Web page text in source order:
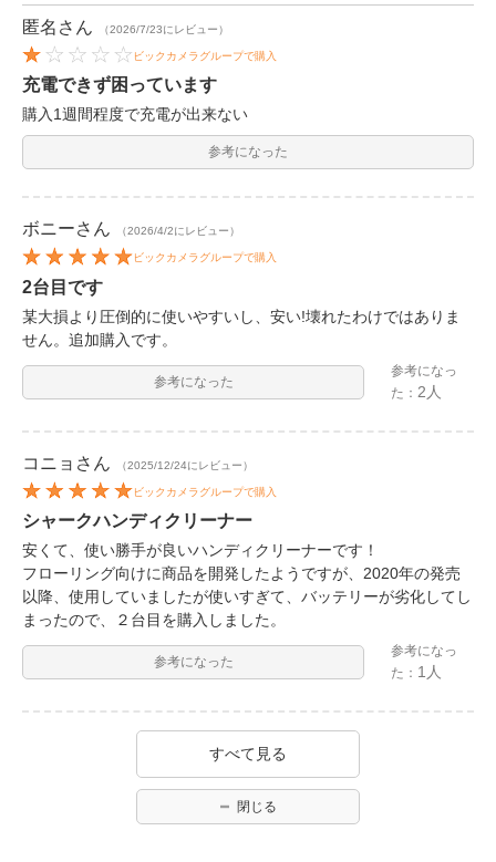
匿名 さん （2026/7/23にレビュー）
ビックカメラグループで購入
充電できず困っています
購入1週間程度で充電が出来ない
参考になった
ボニーさん （2026/4/2にレビュー）
ビックカメラグループで購入
2台目です
某大損より圧倒的に使いやすいし、安い!壊れたわけではありま
せん。追加購入です。
参考になった
参考になっ
た：2人
コニョ さん （2025/12/24にレビュー）
ビックカメラグループで購入
シャークハンディクリーナー
安くて、使い勝手が良いハンディクリーナーです！
フローリング向けに商品を開発したようですが、2020年の発売
以降、使用していましたが使いすぎて、バッテリーが劣化してし
まったので、２台目を購入しました。
参考になった
参考になっ
た： 1人
すべて見る
閉じる